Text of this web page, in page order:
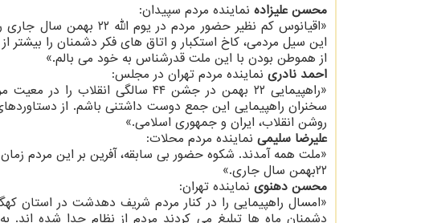
محسن علیزاده نماینده مردم سپیدان:
«اقیانوس کم نظیر حضور
این سیل مردمی، کاخ استکبار و اتاق های فکر دشمنان را
‏از هموطن بودن با این ملت قدرشناس به خود می بالم.»
احمد نادری نماینده مردم تهران در مجلس:
«راهپیمایی ۲۲ بهمن در جشن ۴۴
سخنران راهپیمایی این جمع دوست داشتنی باشم. از
روشن انقلاب، ایران و جمهوری اسلامی.»
علیرضا سلیمی نماینده مردم محلات:
«ملت⁩ همه آمدند. شکوه حضور بی سابقه، آفرین بر این مردم
۲۲بهمن سال جاری.»
محسن دهنوی نماینده تهران:
«امسال راهپیمایی را در کنار مردم شریف دهدشت در استان
دشمنان ماه ها تبلیغ می کردند مردم از نظام جدا شده اند.